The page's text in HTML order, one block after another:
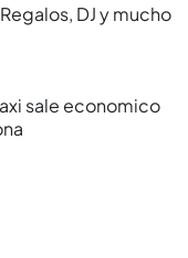
DJ y mucho
sale economico